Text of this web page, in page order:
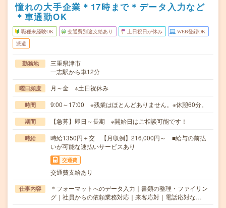
憧れの大手企業＊17時まで＊データ入力など
＊車通勤OK
職種未経験OK 交通費別途支給あり 土日祝日が休み WEB登録OK
派遣
勤務地
三重県津市
一志駅から車12分
曜日頻度 月～金 ※土日祝休み
時間 9:00～17:00 ※残業はほとんどありません。※休憩60分。
期間 【急募】即日～長期 ※開始日はご相談可能です！
時給
時給1350円＋交 【月収例】216,000円～ ■給与の前払
いが可能な速払いサービスあり
交通費
交通費支給あり
仕事内容
＊フォーマットへのデータ入力｜書類の整理・ファイリン
グ｜社員からの依頼業務対応｜来客応対｜電話応対な…